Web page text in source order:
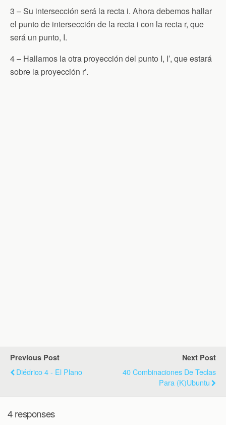
3 – Su intersección será la recta i. Ahora debemos hallar
el punto de intersección de la recta i con la recta r, que
será un punto, I.
4 – Hallamos la otra proyección del punto I, I’, que estará
sobre la proyección r’.
Previous Post
Diédrico 4 - El Plano
Next Post
40 Combinaciones De Teclas
Para (K)ubuntu
4 responses